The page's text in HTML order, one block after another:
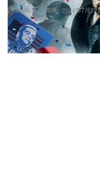
Entertainment 娛樂 2024年7月22